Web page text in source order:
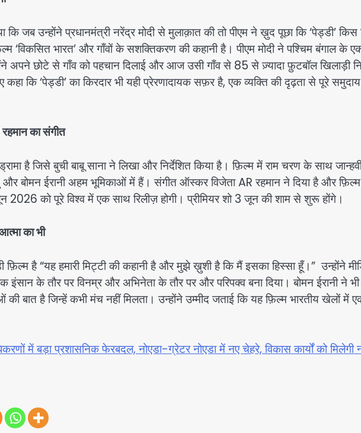
जब उन्होंने प्रधानमंत्री नरेंद्र मोदी से मुलाक़ात की तो पीएम ने ख़ुद पूछा कि ‘पेड्डी’ किस
‘विकसित भारत’ और गाँवों के सशक्तिकरण की कहानी है। पीएम मोदी ने पश्चिम बंगाल के
अपने छोटे से गाँव को पहचान दिलाई और आज उसी गाँव से 85 से ज़्यादा फ़ुटबॉल खिलाड़ी
कि ‘पेड्डी’ का किरदार भी यही प्रेरणादायक सफ़र है, एक व्यक्ति की दृढ़ता से पूरे
का संगीत
है जिसे बुची बाबू साना ने लिखा और निर्देशित किया है। फ़िल्म में राम चरण के साथ
और बोमन ईरानी अहम भूमिकाओं में हैं। संगीत ऑस्कर विजेता AR रहमान ने दिया है और
को पूरे विश्व में एक साथ रिलीज़ होगी। प्रीमियर शो 3 जून की शाम से शुरू होंगे।
का भी
है “यह हमारी मिट्टी की कहानी है और मुझे ख़ुशी है कि मैं इसका हिस्सा हूँ।” उन्होंने
इंसान के तौर पर विनम्र और अभिनेता के तौर पर और परिपक्व बना दिया। बोमन ईरानी ने
की बात है जिन्हें कभी मंच नहीं मिलता। उन्होंने उम्मीद जताई कि यह फ़िल्म भारतीय खेलों में
में बड़ा प्रशासनिक फेरबदल, नोएडा-ग्रेटर नोएडा में नए चेहरे, विकास कार्यों को मिलेगी